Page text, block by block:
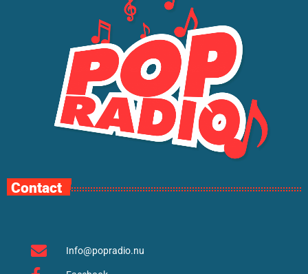
Contact
Info@popradio.nu